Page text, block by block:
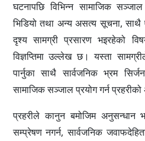
घटनापछि विभिन्न सामाजिक
भिडियो तथा अन्य असत्य सूचना, साथै
दृश्य सामग्री प्रसारण भइरहेको
विज्ञप्तिमा उल्लेख छ। यस्ता
पार्नुका साथै सार्वजनिक भ्रम
सामाजिक सञ्जाल प्रयोग गर्न
प्रहरीले कानुन बमोजिम अनुसन्धान
सम्प्रेषण नगर्न, सार्वजनिक